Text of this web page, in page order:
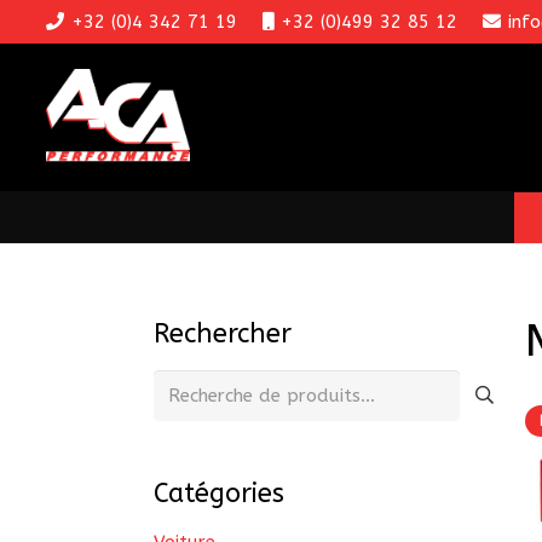
+32 (0)4 342 71 19 +32 (0)499 32 85 12
Rechercher
Recherche
Catégories